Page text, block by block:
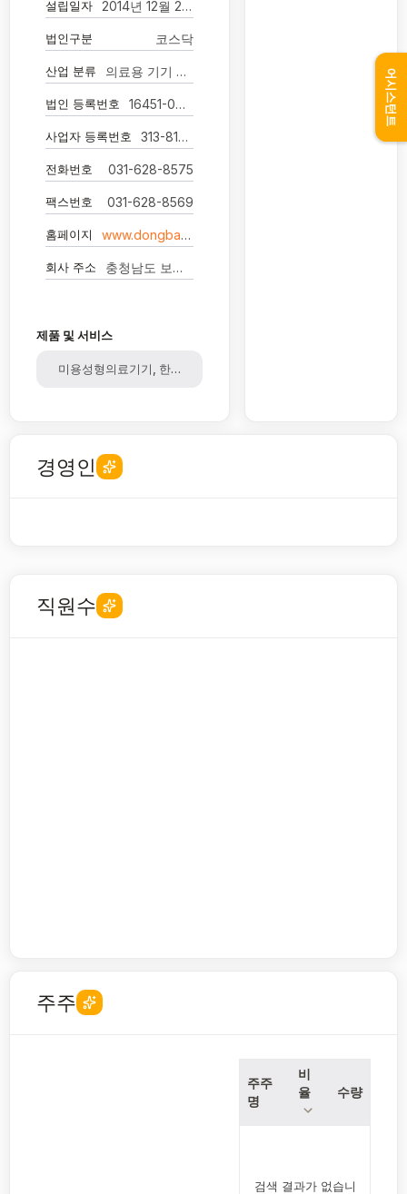
설립일자 2014년 12월 26일
법인구분 코스닥
산업 분류 의료용 기기 제조업
법인 등록번호 16451-0024117
사업자 등록번호 313-81-32635
전화번호 031-628-8575
팩스번호 031-628-8569
홈페이지 www.dongbangmedical.co.kr/
회사 주소 충청남도 보령시 웅천읍 산업단지길 30
제품 및 서비스
미용성형의료기기, 한방의료기기, 의료기기
경영인
직원수
주주
주주
명
비
율
수량
검색 결과가 없습니
어시스턴트